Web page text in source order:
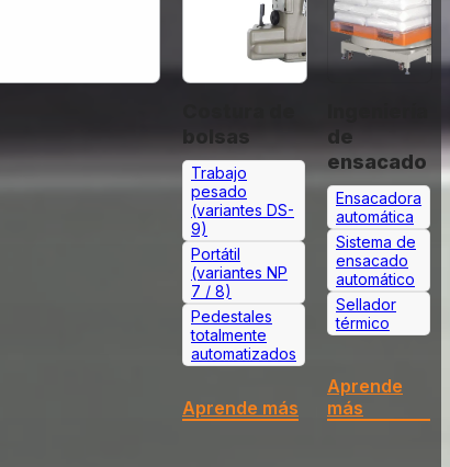
bolsas
Trabajo
pesado
(variantes DS-
9)
Portátil
(variantes NP
7 / 8)
Pedestales
totalmente
automatizados
Aprende más
de
ensacado
Ensacadora
automática
Sistema de
ensacado
automático
Sellador
térmico
Aprende
más